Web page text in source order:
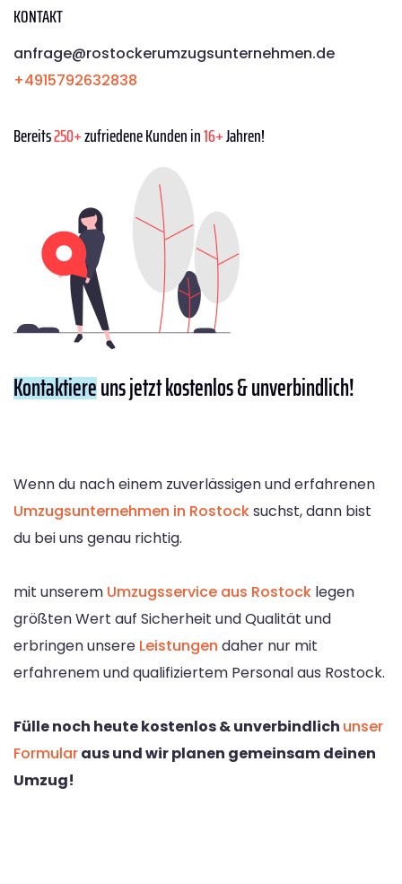
KONTAKT
anfrage@rostockerumzugsunternehmen.de
+4915792632838
Bereits250+zufriedene Kunden in16+Jahren!
Kontaktiereuns jetzt kostenlos & unverbindlich!
Wenn du nach einem zuverlässigen und erfahrenen
Umzugsunternehmen in Rostocksuchst, dann bist
du bei uns genau richtig.
mit unserem Umzugsservice aus Rostock legen
größten Wert auf Sicherheit und Qualität und
erbringen unsere Leistungen daher nur mit
erfahrenem und qualifiziertem Personal aus Rostock.
Fülle noch heute kostenlos & unverbindlich unser
Formularaus und wir planen gemeinsam deinen
Umzug!